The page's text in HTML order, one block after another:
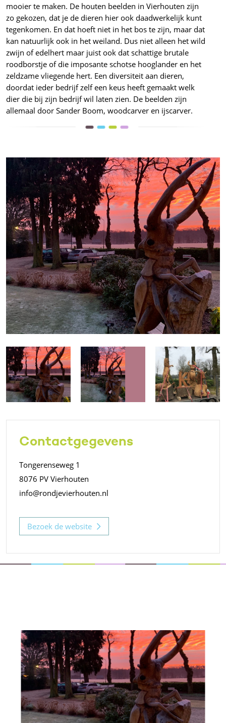
mooier te maken. De houten beelden in Vierhouten zijn
zo gekozen, dat je de dieren hier ook daadwerkelijk kunt
tegenkomen. En dat hoeft niet in het bos te zijn, maar dat
kan natuurlijk ook in het weiland. Dus niet alleen het wild
zwijn of edelhert maar juist ook dat schattige brutale
roodborstje of die imposante schotse hooglander en het
zeldzame vliegende hert. Een diversiteit aan dieren,
doordat ieder bedrijf zelf een keus heeft gemaakt welk
dier die bij zijn bedrijf wil laten zien. De beelden zijn
allemaal door Sander Boom, woodcarver en ijscarver.
Contactgegevens
Tongerenseweg 1
8076 PV Vierhouten
info@rondjevierhouten.nl
Bezoek de website